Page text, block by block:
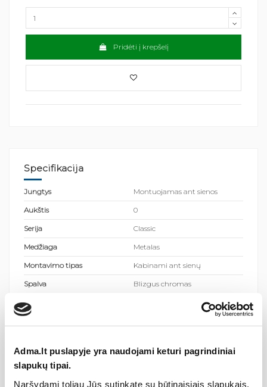
Adma.lt puslapyje yra naudojami keturi pagrindiniai
slapukų tipai.
Naršydami toliau Jūs sutinkate su būtinaisiais slapukais.
Pridėti į krepšelį
Specifikacija
Jungtys Montuojamas ant sienos
Aukštis 0
Serija Classic
Medžiaga Metalas
Montavimo tipas Kabinami ant sienų
Spalva Blizgus chromas
Kilmės šalis
Gamintojas